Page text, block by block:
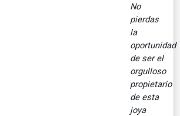
No
pierdas
la
oportunidad
de ser el
orgulloso
propietario
de esta
joya